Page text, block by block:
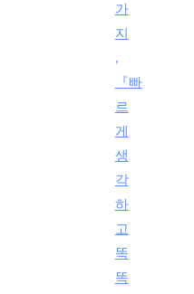
가
지
,
『빠
르
게
생
각
하
고
똑
똑